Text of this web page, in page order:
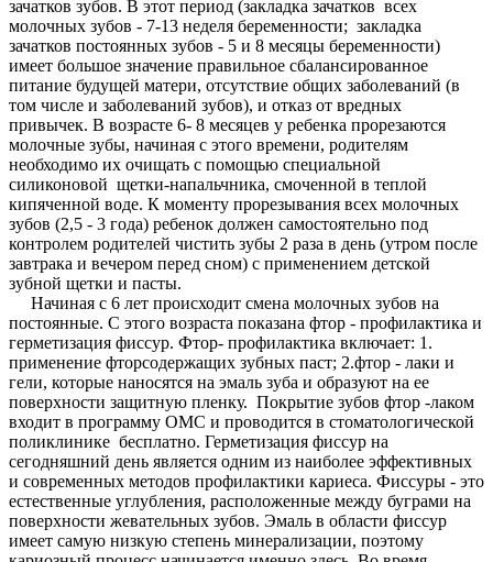
зачатков зубов. В этот период (закладка зачатков всех
молочных зубов - 7-13 неделя беременности; закладка
зачатков постоянных зубов - 5 и 8 месяцы беременности)
имеет большое значение правильное сбалансированное
питание будущей матери, отсутствие общих заболеваний (в
том числе и заболеваний зубов), и отказ от вредных
привычек. В возрасте 6- 8 месяцев у ребенка прорезаются
молочные зубы, начиная с этого времени, родителям
необходимо их очищать с помощью специальной
силиконовой щетки-напальчника, смоченной в теплой
кипяченной воде. К моменту прорезывания всех молочных
зубов (2,5 - 3 года) ребенок должен самостоятельно под
контролем родителей чистить зубы 2 раза в день (утром после
завтрака и вечером перед сном) с применением детской
зубной щетки и пасты.
Начиная с 6 лет происходит смена молочных зубов на
постоянные. С этого возраста показана фтор - профилактика и
герметизация фиссур. Фтор- профилактика включает: 1.
применение фторсодержащих зубных паст; 2.фтор - лаки и
гели, которые наносятся на эмаль зуба и образуют на ее
поверхности защитную пленку. Покрытие зубов фтор -лаком
входит в программу ОМС и проводится в стоматологической
поликлинике бесплатно. Герметизация фиссур на
сегодняшний день является одним из наиболее эффективных
и современных методов профилактики кариеса. Фиссуры - это
естественные углубления, расположенные между буграми на
поверхности жевательных зубов. Эмаль в области фиссур
имеет самую низкую степень минерализации, поэтому